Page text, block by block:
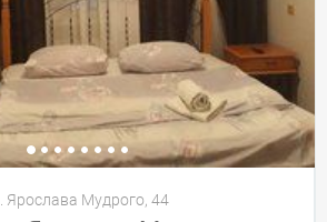
Ярослава Мудрого, 44